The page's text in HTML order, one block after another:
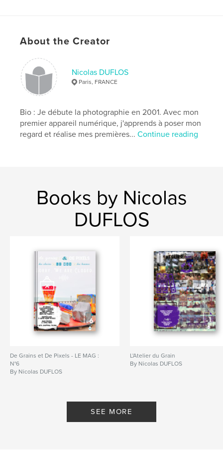
Merci de votre curiosité,
Author website
http://www.degrainsdepixels.fr
Features & Details
Primary Category: Fine Art Photography
Language
French
Keywords
photographie d'art , photo
About the Creator
Nicolas DUFLOS
Paris, FRANCE
Bio : Je débute la photographie en 2001. Avec mon
premier appareil numérique, j'apprends à poser mon
regard et réalise mes premières...Continue reading
Books by Nicolas
DUFLOS
De Grains et De Pixels - LE MAG :
N°6
By Nicolas DUFLOS
L'Atelier du Grain
By Nicolas DUFLOS
SEE MORE